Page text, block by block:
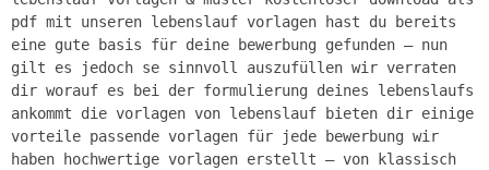
pdf mit unseren lebenslauf vorlagen hast du bereits
eine gute basis für deine bewerbung gefunden – nun
gilt es jedoch se sinnvoll auszufüllen wir verraten
dir worauf es bei der formulierung deines lebenslaufs
ankommt die vorlagen von lebenslauf bieten dir einige
vorteile passende vorlagen für jede bewerbung wir
haben hochwertige vorlagen erstellt – von klassisch